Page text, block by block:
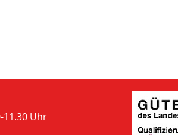
11.30 Uhr